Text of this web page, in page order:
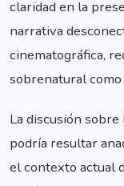
claridad en la
narrativa
cinematográfica,
sobrenatural
La discusión
podría resultar
el contexto actual